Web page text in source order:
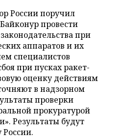
России поручил
провести
при
аппаратов и их
специалистов
при пусках ракет-
оценку действиям
в надзорном
проверки
прокуратурой
Результаты будут